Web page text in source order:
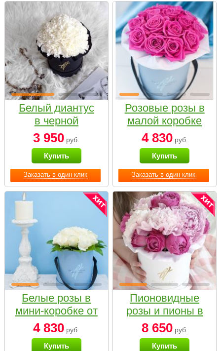
Заказать в один клик
Белый диантус
в черной
коробке Small
3 950 руб.
Купить
Заказать в один клик
Розовые розы в
малой коробке
4 830руб.
Купить
Белые розы в
мини-коробке от
Bella Fiori
4 830 руб.
Купить
Пионовидные
розы и пионы в
белой коробке
Small
8 650руб.
Купить